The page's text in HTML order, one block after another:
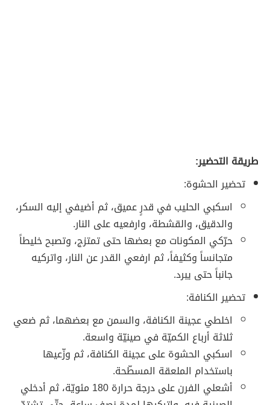
طريقة التحضير:
تحضير الحشوة:
اسكبي الحليب في قدرٍ عميق، ثم أضيفي إليه السكر،
والدقيق، والقشطة، وارفعيه على النار.
حرّكي المكونات مع بعضها حتى تمتزج، وتصبح خليطاً
متجانساً وكثيفاً، ثم ارفعي القدر عن النار، واتركيه
جانباً حتى يبرد.
تحضير الكنافة:
اخلطي عجينة الكنافة، والسمن مع بعضهما، ثم ضعي
ثلاثة أرباع الكميّة في صينيّة واسعة.
اسكبي الحشوة على عجينة الكنافة، ثم وزّعيها
باستخدام الملعقة المسطّحة.
أشعلي الفرن على درجة حرارة 180 مئويّة، ثم أدخلي